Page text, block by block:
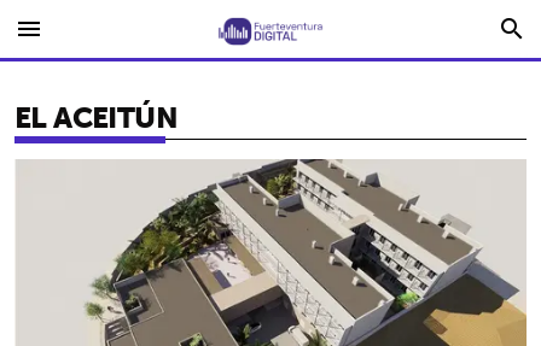
menu search
EL ACEITÚN